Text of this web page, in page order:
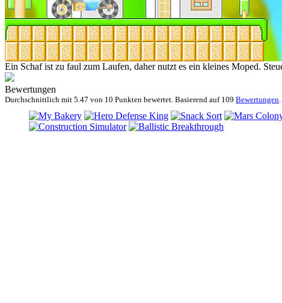
Ein Schaf ist zu faul zum Laufen, daher nutzt es ein kleines Moped.
Bewertungen
Durchschnittlich mit 5.47 von 10 Punkten bewertet. Basierend auf 109 Bewertungen